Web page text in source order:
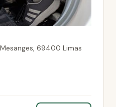
69400 Limas